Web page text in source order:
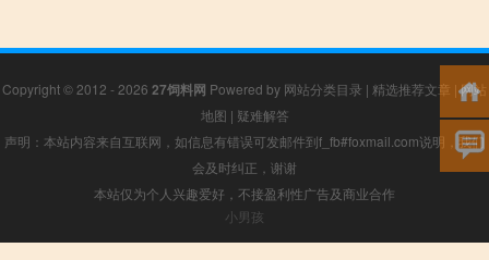
Copyright © 2012 - 2026 27饲料网 Powered by 网站分类目录 | 精选推荐文章 |网站
地图 | 疑难解答
声明：本站内容来自互联网，如信息有错误可发邮件到f_fb#foxmail.com说明，我们
会及时纠正，谢谢
本站仅为个人兴趣爱好，不接盈利性广告及商业合作
小男孩